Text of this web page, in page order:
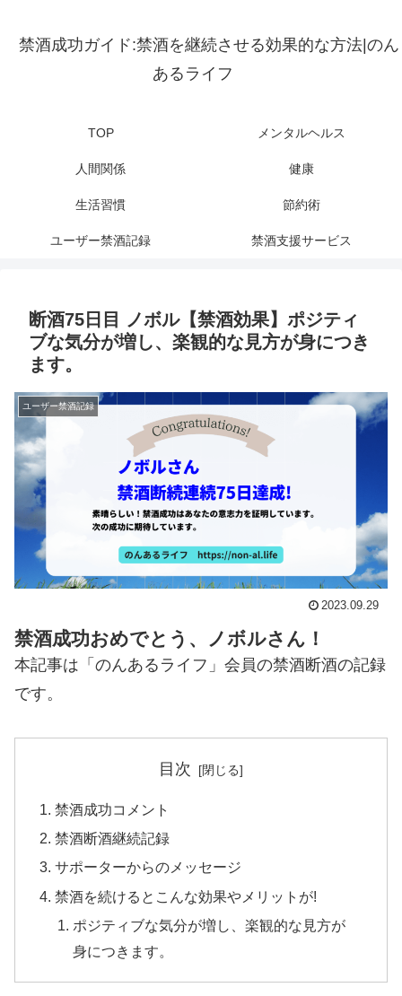
禁酒成功ガイド:禁酒を継続させる効果的な方法|のん
あるライフ
TOP メンタルヘルス
人間関係 健康
生活習慣 節約術
ユーザー禁酒記録 禁酒支援サービス
断酒75日目 ノボル【禁酒効果】ポジティ
ブな気分が増し、楽観的な見方が身につき
ます。
ユーザー禁酒記録
2023.09.29
禁酒成功おめでとう、ノボルさん！
本記事は「のんあるライフ」会員の禁酒断酒の記録
です。
目次
禁酒成功コメント
禁酒断酒継続記録
サポーターからのメッセージ
禁酒を続けるとこんな効果やメリットが!
ポジティブな気分が増し、楽観的な見方が
身につきます。